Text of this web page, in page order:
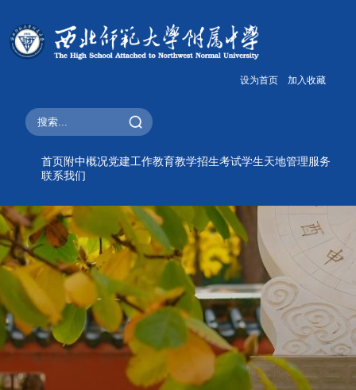
设为首页 加入收藏
首页 附中概况党建工作教育教学招生考试学生天地管理服务
联系我们